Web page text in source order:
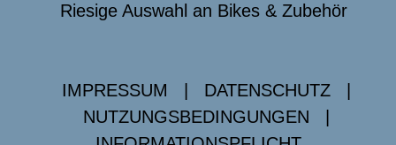
Riesige Auswahl an Bikes & Zubehör
IMPRESSUM DATENSCHUTZ
NUTZUNGSBEDINGUNGEN